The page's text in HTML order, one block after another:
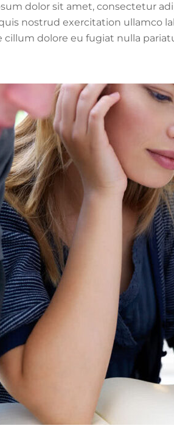
dolor sit amet, consectetur
nostrud exercitation ullamco
cillum dolore eu fugiat nulla